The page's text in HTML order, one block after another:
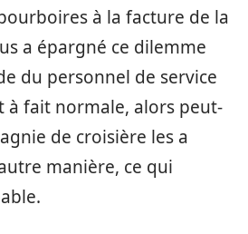
à la facture de la
a épargné ce dilemme
du personnel de service
à fait normale, alors peut-
de croisière les a
manière, ce qui